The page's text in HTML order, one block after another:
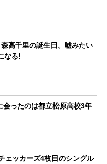
高千里の誕生日。嘘みたい
なる!
会ったのは都立松原高校3年
ェッカーズ4枚目のシングル